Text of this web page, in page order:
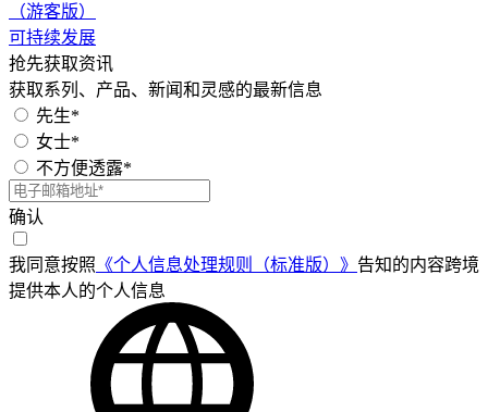
（游客版）
可持续发展
抢先获取资讯
获取系列、产品、新闻和灵感的最新信息
先生*
女士*
不方便透露*
确认
我同意按照 《个人信息处理规则（标准版）》 告知的内容跨境
提供本人的个人信息